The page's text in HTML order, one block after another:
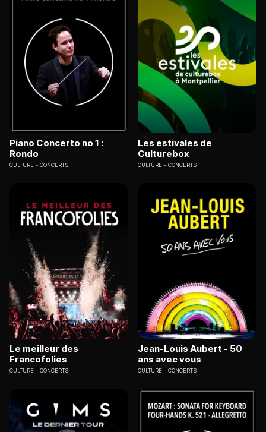
Piano Concerto no 1 :
Rondo
CULTURE CONCERTS
Les estivales de
Culturebox
CULTURE CONCERTS
Le meilleur des
Francofolies
CULTURE CONCERTS
Jean-Louis Aubert - 50
ans avec vous
CULTURE CONCERTS